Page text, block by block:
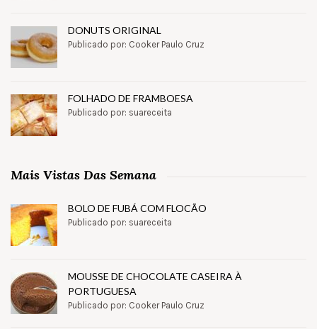
DONUTS ORIGINAL
Publicado por: Cooker Paulo Cruz
FOLHADO DE FRAMBOESA
Publicado por: suareceita
Mais Vistas Das Semana
BOLO DE FUBÁ COM FLOCÃO
Publicado por: suareceita
MOUSSE DE CHOCOLATE CASEIRA À
PORTUGUESA
Publicado por: Cooker Paulo Cruz